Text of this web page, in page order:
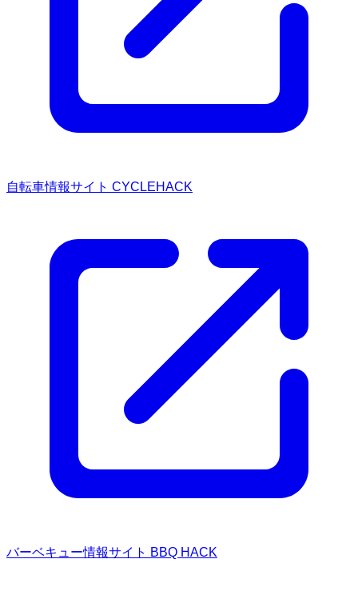
自転車情報サイト CYCLEHACK
バーベキュー情報サイト BBQ HACK